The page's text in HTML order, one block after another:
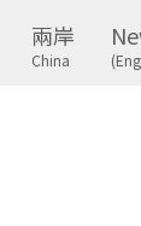
兩岸
China